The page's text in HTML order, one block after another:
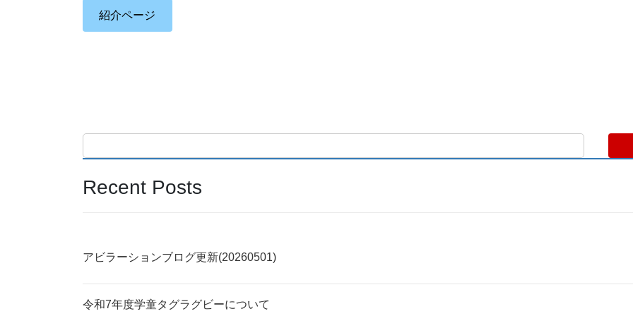
紹介ページ
Recent Posts
アビラーションブログ更新(20260501)
令和7年度学童タグラグビーについて